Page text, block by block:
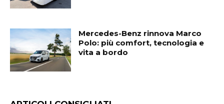
Mercedes-Benz rinnova Marco
Polo: più comfort, tecnologia e
vita a bordo